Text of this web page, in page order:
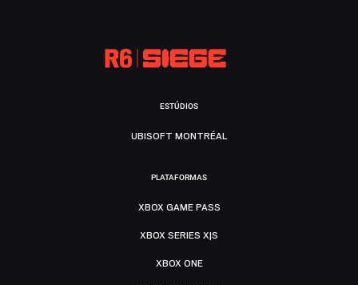
ESTÚDIOS
UBISOFT MONTRÉAL
PLATAFORMAS
XBOX GAME PASS
XBOX SERIES X|S
XBOX ONE